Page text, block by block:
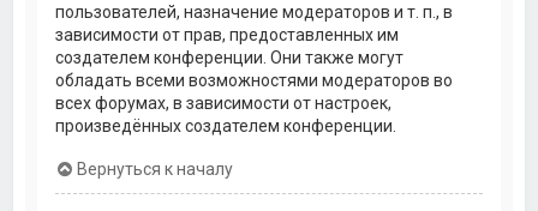
пользователей, назначение модераторов и т. п., в
зависимости от прав, предоставленных им
создателем конференции. Они также могут
обладать всеми возможностями модераторов во
всех форумах, в зависимости от настроек,
произведённых создателем конференции.
Вернуться к началу